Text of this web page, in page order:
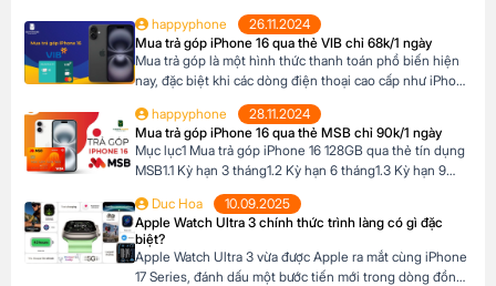
So sánh khả năng quay video của iPhone 15 Pro Max và
iPhone 16 Pro Max4 Nút Camera control trên iPhone 16
Pro […]
happyphone
26.11.2024
Mua trả góp iPhone 16 qua thẻ VIB chỉ 68k/1 ngày
Mua trả góp là một hình thức thanh toán phổ biến hiện
nay, đặc biệt khi các dòng điện thoại cao cấp như iPhone
đủ điều kiện tài chính để thanh toán một lần. Tại Happy
Phone, chương trình trả góp iPhone 16 […]
happyphone
28.11.2024
Mua trả góp iPhone 16 qua thẻ MSB chỉ 90k/1 ngày
Mục lục1 Mua trả góp iPhone 16 128GB qua thẻ tín dụng
MSB1.1 Kỳ hạn 3 tháng1.2 Kỳ hạn 6 tháng1.3 Kỳ hạn 9
qua thẻ tín dụng MSB Đừng bỏ lỡ cơ hội sở hữu iPhone
16 128GB với mức giá hấp dẫn […]
Duc Hoa
10.09.2025
Apple Watch Ultra 3 chính thức trình làng có gì đặc
biệt?
Apple Watch Ultra 3 vừa được Apple ra mắt cùng iPhone
17 Series, đánh dấu một bước tiến mới trong dòng đồng